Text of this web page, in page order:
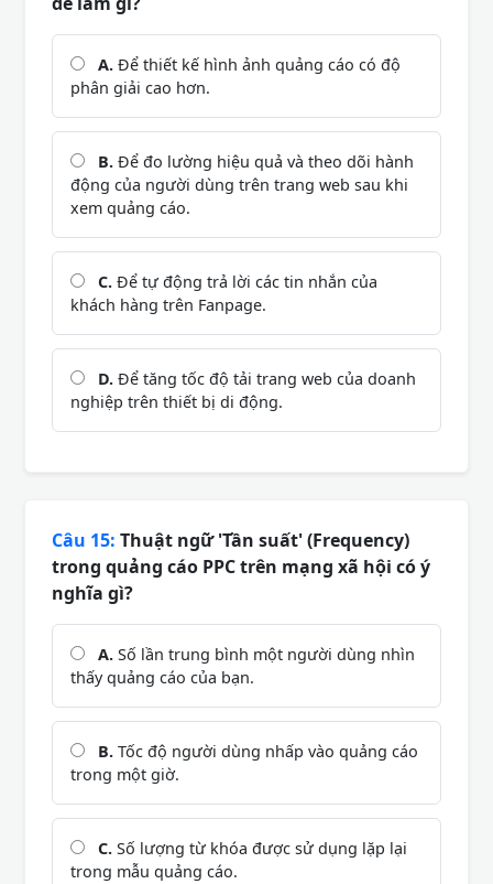
A. Để thiết kế hình ảnh quảng cáo có độ
phân giải cao hơn.
B. Để đo lường hiệu quả và theo dõi hành
động của người dùng trên trang web sau khi
xem quảng cáo.
C. Để tự động trả lời các tin nhắn của
khách hàng trên Fanpage.
D. Để tăng tốc độ tải trang web của doanh
nghiệp trên thiết bị di động.
Câu 15: Thuật ngữ 'Tần suất' (Frequency)
trong quảng cáo PPC trên mạng xã hội có ý
nghĩa gì?
A. Số lần trung bình một người dùng nhìn
thấy quảng cáo của bạn.
B. Tốc độ người dùng nhấp vào quảng cáo
trong một giờ.
C. Số lượng từ khóa được sử dụng lặp lại
trong mẫu quảng cáo.